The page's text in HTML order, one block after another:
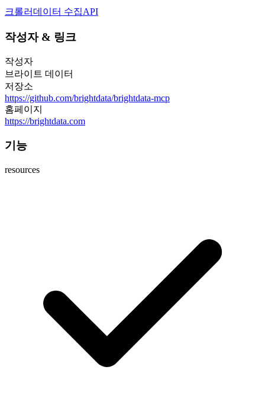
크롤러데이터 수집API
작성자& 링크
작성자
브라이트 데이터
저장소
https://github.com/brightdata/brightdata-mcp
홈페이지
https://brightdata.com
기능
resources